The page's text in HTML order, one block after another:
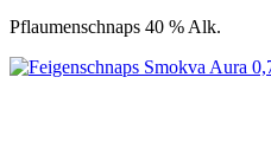
Pflaumenschnaps 40 % Alk.